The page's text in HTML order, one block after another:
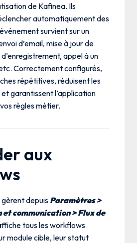
de Kafinea. Ils
automatiquement des
survient sur un
d’email, mise à jour de
appel à un
Correctement configurés,
répétitives, réduisent les
garantissent l’application
règles métier.
aux
depuis Paramètres >
communication > Flux de
tous les workflows
module cible, leur statut